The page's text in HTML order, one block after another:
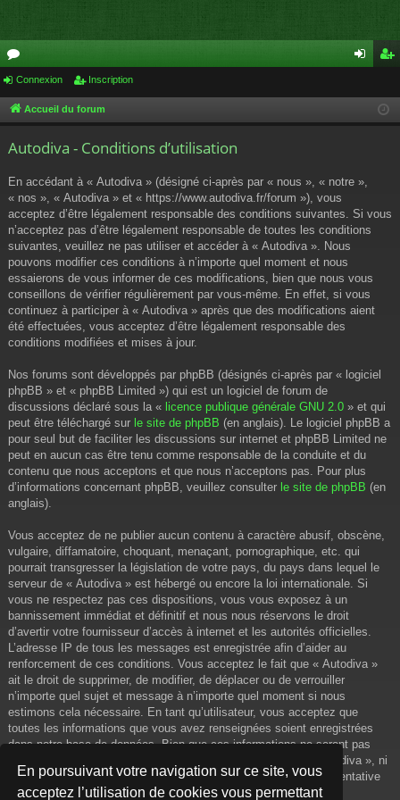
En poursuivant votre navigation sur ce site, vous
acceptez l’utilisation de cookies vous permettant
or
u cri
Connexion Inscription
Accueil du forum
Autodiva - Conditions d’utilisation
En accédant à « Autodiva » (désigné ci-après par « nous », « notre »,
« nos », « Autodiva » et « https://www.autodiva.fr/forum »), vous
acceptez d’être légalement responsable des conditions suivantes. Si vous
n’acceptez pas d’être légalement responsable de toutes les conditions
suivantes, veuillez ne pas utiliser et accéder à « Autodiva ». Nous
pouvons modifier ces conditions à n’importe quel moment et nous
essaierons de vous informer de ces modifications, bien que nous vous
conseillons de vérifier régulièrement par vous-même. En effet, si vous
continuez à participer à « Autodiva » après que des modifications aient
été effectuées, vous acceptez d’être légalement responsable des
conditions modifiées et mises à jour.
Nos forums sont développés par phpBB (désignés ci-après par « logiciel
phpBB » et « phpBB Limited ») qui est un logiciel de forum de
discussions déclaré sous la « licence publique générale GNU 2.0 » et qui
peut être téléchargé sur le site de phpBB (en anglais). Le logiciel phpBB a
pour seul but de faciliter les discussions sur internet et phpBB Limited ne
peut en aucun cas être tenu comme responsable de la conduite et du
contenu que nous acceptons et que nous n’acceptons pas. Pour plus
d’informations concernant phpBB, veuillez consulter le site de phpBB (en
anglais).
Vous acceptez de ne publier aucun contenu à caractère abusif, obscène,
vulgaire, diffamatoire, choquant, menaçant, pornographique, etc. qui
pourrait transgresser la législation de votre pays, du pays dans lequel le
serveur de « Autodiva » est hébergé ou encore la loi internationale. Si
vous ne respectez pas ces dispositions, vous vous exposez à un
bannissement immédiat et définitif et nous nous réservons le droit
d’avertir votre fournisseur d’accès à internet et les autorités officielles.
L’adresse IP de tous les messages est enregistrée afin d’aider au
renforcement de ces conditions. Vous acceptez le fait que « Autodiva »
ait le droit de supprimer, de modifier, de déplacer ou de verrouiller
n’importe quel sujet et message à n’importe quel moment si nous
estimons cela nécessaire. En tant qu’utilisateur, vous acceptez que
toutes les informations que vous avez renseignées soient enregistrées
dans notre base de données. Bien que ces informations ne seront pas
diffusées à une tierce partie sans votre consentement, ni « Autodiva », ni
phpBB, ne pourront être tenus comme responsables en cas de tentative
de piratage informatique visant à compromettre vos données.